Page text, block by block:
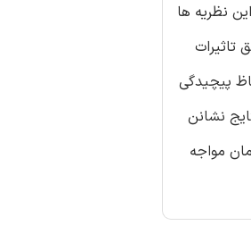
نظریه ها
تاثیرات
پیچیدگی
نشانن
مواجه